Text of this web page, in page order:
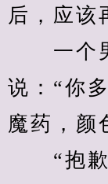
后，应该
一个男
说：“你
魔药，颜
“抱歉